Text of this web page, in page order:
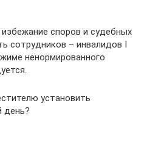
споров и судебных
сотрудников – инвалидов I
ненормированного
установить
день?